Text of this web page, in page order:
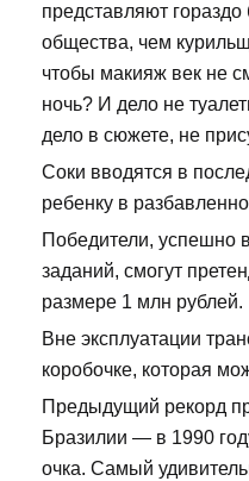
представляют
общества, чем
чтобы макияж век не
ночь? И дело не
дело в сюжете, не
Соки вводятся в
ребенку в
Победители, успешно
заданий, смогут
размере 1 млн рублей.
Вне эксплуатации
коробочке, которая
Предыдущий рекорд
Бразилии — в 1990
очка. Самый